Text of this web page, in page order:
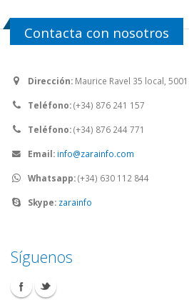
Contacta con nosotros
Dirección: Maurice Ravel 35 local,
Teléfono:(+34) 876 241 157
Teléfono:(+34) 876 244 771
Email: info@zarainfo.com
Whatsapp:(+34) 630 112 844
Skype: zarainfo
Síguenos